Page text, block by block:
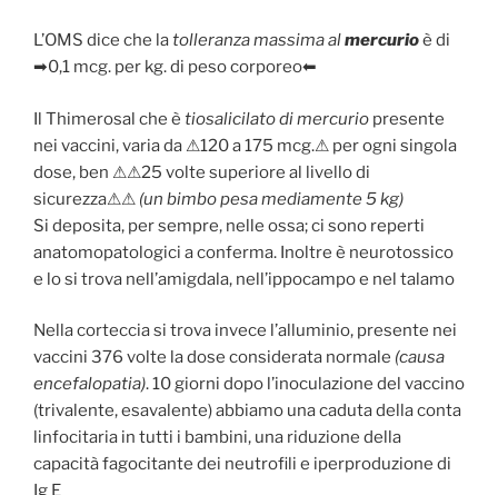
L’OMS dice che latolleranza massima almercurioè di
➡0,1 mcg. per kg. di peso corporeo⬅
Il Thimerosal che è tiosalicilato di mercurio presente
nei vaccini, varia da ⚠120 a 175 mcg.⚠ per ogni singola
dose, ben ⚠⚠25 volte superiore al livello di
sicurezza⚠⚠ (un bimbo pesa mediamente 5 kg)
Si deposita, per sempre, nelle ossa; ci sono reperti
anatomopatologici a conferma. Inoltre è neurotossico
e lo si trova nell’amigdala, nell’ippocampo e nel talamo
Nella corteccia si trova invece l’alluminio, presente nei
vaccini 376 volte la dose considerata normale (causa
encefalopatia). 10 giorni dopo l’inoculazione del vaccino
(trivalente, esavalente) abbiamo una caduta della conta
linfocitaria in tutti i bambini, una riduzione della
capacità fagocitante dei neutrofili e iperproduzione di
Ig E